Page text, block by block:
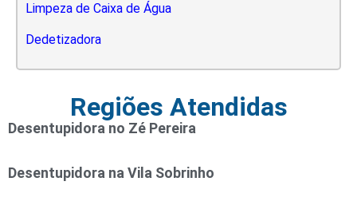
Limpeza de Caixa de Água
Dedetizadora
Regiões Atendidas
Desentupidora no Zé Pereira
Desentupidora na Vila Sobrinho